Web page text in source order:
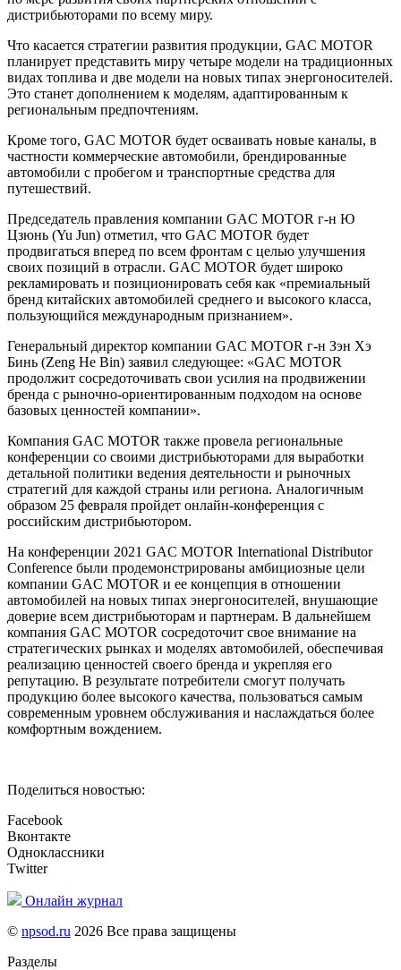
дистрибьюторами по всему миру.
Что касается стратегии развития продукции, GAC MOTOR
планирует представить миру четыре модели на традиционных
видах топлива и две модели на новых типах энергоносителей.
Это станет дополнением к моделям, адаптированным к
региональным предпочтениям.
Кроме того, GAC MOTOR будет осваивать новые каналы, в
частности коммерческие автомобили, брендированные
автомобили с пробегом и транспортные средства для
путешествий.
Председатель правления компании GAC MOTOR г-н Ю
Цзюнь (Yu Jun) отметил, что GAC MOTOR будет
продвигаться вперед по всем фронтам с целью улучшения
своих позиций в отрасли. GAC MOTOR будет широко
рекламировать и позиционировать себя как «премиальный
бренд китайских автомобилей среднего и высокого класса,
пользующийся международным признанием».
Генеральный директор компании GAC MOTOR г-н Зэн Хэ
Бинь (Zeng He Bin) заявил следующее: «GAC MOTOR
продолжит сосредоточивать свои усилия на продвижении
бренда с рыночно-ориентированным подходом на основе
базовых ценностей компании».
Компания GAC MOTOR также провела региональные
конференции со своими дистрибьюторами для выработки
детальной политики ведения деятельности и рыночных
стратегий для каждой страны или региона. Аналогичным
образом 25 февраля пройдет онлайн-конференция с
российским дистрибьютором.
На конференции 2021 GAC MOTOR International Distributor
Conference были продемонстрированы амбициозные цели
компании GAC MOTOR и ее концепция в отношении
автомобилей на новых типах энергоносителей, внушающие
доверие всем дистрибьюторам и партнерам. В дальнейшем
компания GAC MOTOR сосредоточит свое внимание на
стратегических рынках и моделях автомобилей, обеспечивая
реализацию ценностей своего бренда и укрепляя его
репутацию. В результате потребители смогут получать
продукцию более высокого качества, пользоваться самым
современным уровнем обслуживания и наслаждаться более
комфортным вождением.
Поделиться новостью:
Facebook
Вконтакте
Одноклассники
Twitter
Онлайн журнал
© npsod.ru 2026 Все права защищены
Разделы